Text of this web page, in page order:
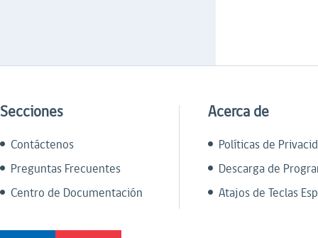
Secciones
Contáctenos
Preguntas Frecuentes
Centro de Documentación
Acerca de
Políticas de
Descarga de
Atajos de Teclas